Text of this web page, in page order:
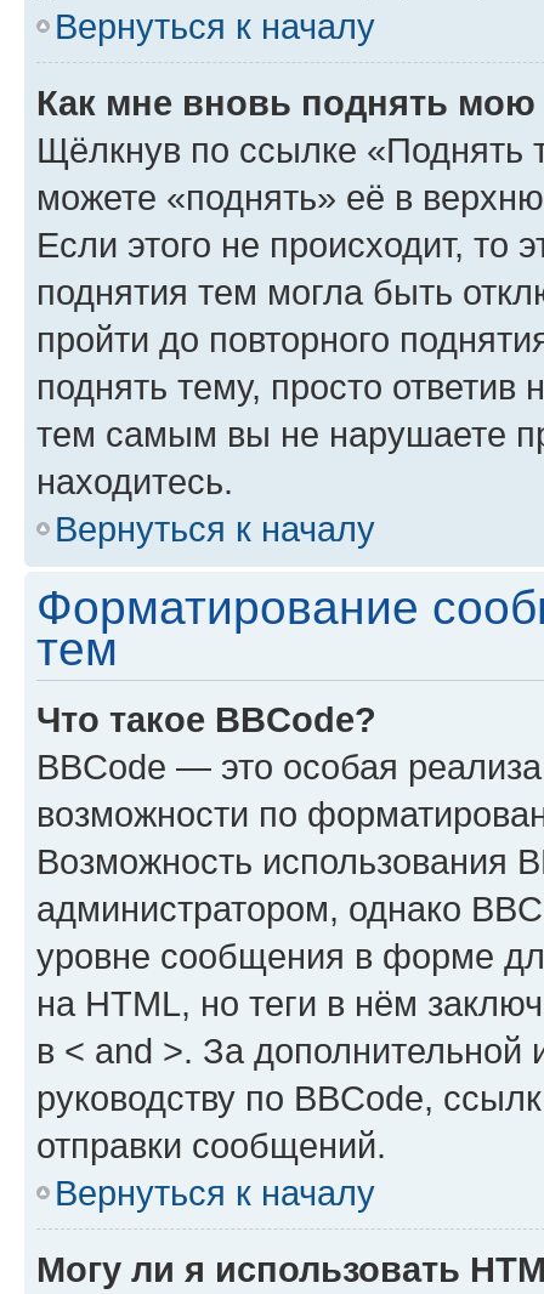
Вернуться к началу
Как мне вновь поднять мою
Щёлкнув по ссылке «Поднять
можете «поднять» её в
Если этого не происходит, то
поднятия тем могла быть
пройти до повторного
поднять тему, просто ответив
тем самым вы не нарушаете
находитесь.
Вернуться к началу
Форматирование
тем
Что такое BBCode?
BBCode — это особая
возможности по
Возможность использования
администратором, однако
уровне сообщения в форме
на HTML, но теги в нём
в < and >. За
руководству по BBCode,
отправки сообщений.
Вернуться к началу
Могу ли я использовать